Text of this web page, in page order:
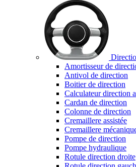
Amortisseur de
Antivol de direction
Boitier de direction
Calculateur direction
Cardan de direction
Colonne de direction
Cremaillere assistée
Cremaillere
Pompe de direction
Pompe hydraulique
Rotule direction droite